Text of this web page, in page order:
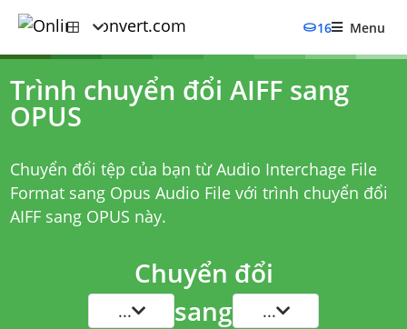
16 Menu
Trình chuyển đổi AIFF sang
OPUS
Chuyển đổi tệp của bạn từ Audio Interchage File
Format sang Opus Audio File với trình chuyển đổi
AIFF sang OPUS này.
Chuyển đổi
... sang ...